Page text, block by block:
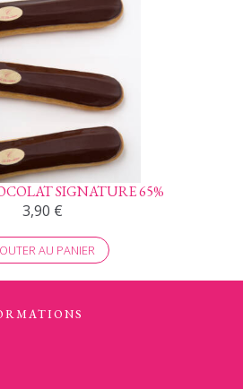
SIGNATURE 65%
3,90 €
AU PANIER